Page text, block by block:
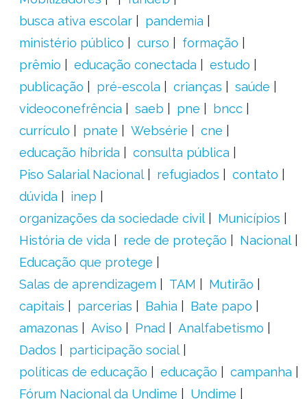
busca ativa escolar
pandemia
ministério público
curso
formação
prêmio
educação conectada
estudo
publicação
pré-escola crianças
saúde
videoconefrência
saeb pne
bncc
currículo
pnate Websérie
cne
educação híbrida
consulta pública
Piso Salarial Nacional
refugiados
contato
dúvida
inep
organizações da sociedade civil
Municípios
História de vida
rede de proteção
Nacional
Educação que protege
Salas de aprendizagem
TAM
Mutirão
capitais
parcerias Bahia
Bate papo
amazonas
Aviso Pnad
Analfabetismo
Dados
participação social
políticas de educação
educação
campanha
Fórum Nacional da Undime
Undime